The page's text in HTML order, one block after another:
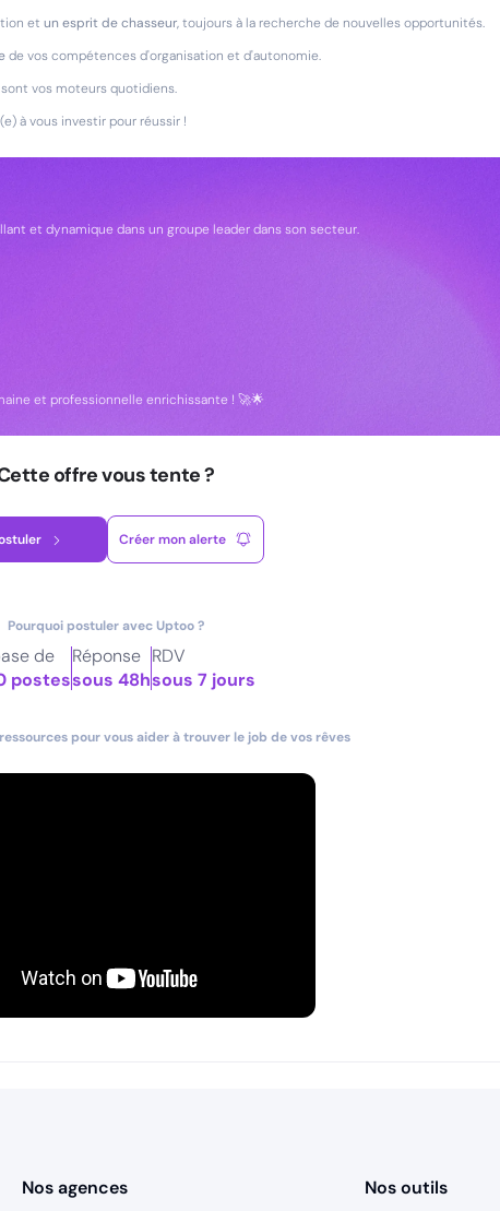
et un esprit de chasseur,toujours à la recherche de nouvelles opportunités.
de vos compétences d'organisation et d'autonomie.
vos moteurs quotidiens.
à vous investir pour réussir !
et dynamique dans un groupe leader dans son secteur.
et professionnelle enrichissante ! 🚀🌟
offre vous tente ?
Créer mon alerte
Pourquoi postuler avec Uptoo ?
de
postes
Réponse
sous 48h
RDV
sous 7 jours
pour vous aider à trouver le job de vos rêves
Nos agences
Nos outils